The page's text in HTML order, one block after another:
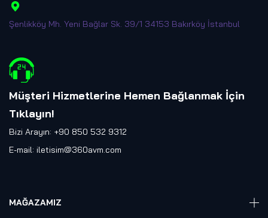
Şenlikköy Mh. Yeni Bağlar Sk. 39/1 34153 Bakırköy İstanbul
Müşteri Hizmetlerine Hemen Bağlanmak İçin
Tıklayın!
Bizi Arayın: +90 850 532 9312
E-mail: iletisim@360avm.com
MAĞAZAMIZ